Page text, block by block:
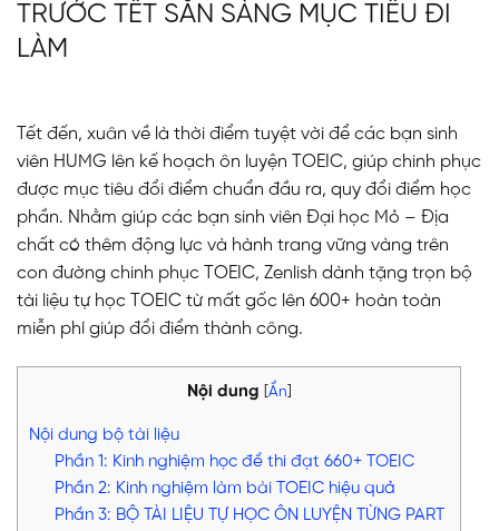
TRƯỚC TẾT SẴN SÀNG MỤC TIÊU ĐI
LÀM
Tết đến, xuân về là thời điểm tuyệt vời để các bạn sinh
viên HUMG lên kế hoạch ôn luyện TOEIC, giúp chinh phục
được mục tiêu đổi điểm chuẩn đầu ra, quy đổi điểm học
phần. Nhằm giúp các bạn sinh viên Đại học Mỏ – Địa
chất có thêm động lực và hành trang vững vàng trên
con đường chinh phục TOEIC, Zenlish dành tặng trọn bộ
tài liệu tự học TOEIC từ mất gốc lên 600+ hoàn toàn
miễn phí giúp đổi điểm thành công.
Nội dung Ẩn
Nội dung bộ tài liệu
Phần 1: Kinh nghiệm học để thi đạt 660+ TOEIC
Phần 2: Kinh nghiệm làm bài TOEIC hiệu quả
Phần 3: BỘ TÀI LIỆU TỰ HỌC ÔN LUYỆN TỪNG PART